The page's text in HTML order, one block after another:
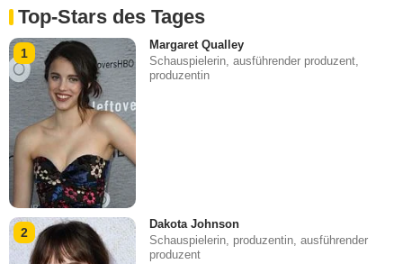
Top-Stars des Tages
1
Margaret Qualley
Schauspielerin, ausführender produzent,
produzentin
2
Dakota Johnson
Schauspielerin, produzentin, ausführender
produzent